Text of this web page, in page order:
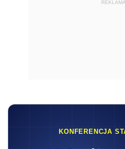
REKLAMA
KONFERENCJA